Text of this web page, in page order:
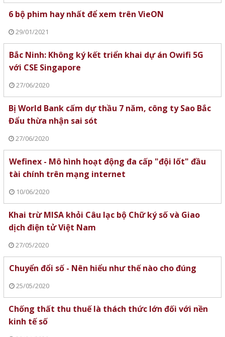
6 bộ phim hay nhất để xem trên VieON
29/01/2021
Bắc Ninh: Không ký kết triển khai dự án Owifi 5G
với CSE Singapore
27/06/2020
Bị World Bank cấm dự thầu 7 năm, công ty Sao Bắc
Đẩu thừa nhận sai sót
27/06/2020
Wefinex - Mô hình hoạt động đa cấp "đội lốt" đầu
tài chính trên mạng internet
10/06/2020
Khai trừ MISA khỏi Câu lạc bộ Chữ ký số và Giao
dịch điện tử Việt Nam
27/05/2020
Chuyển đổi số - Nên hiểu như thế nào cho đúng
25/05/2020
Chống thất thu thuế là thách thức lớn đối với nền
kinh tế số